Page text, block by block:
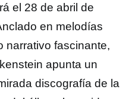
el 28 de abril de
en melodías
narrativo fascinante,
apunta un
discografía de la